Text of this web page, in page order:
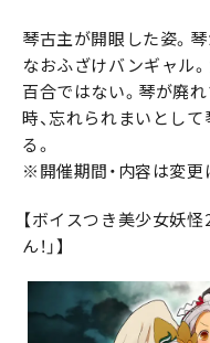
琴古主が開眼した姿。
なおふざけバンギャル
百合ではない。琴が廃
時、忘れられまいとし
る。
※開催期間・内容は変
【ボイスつき美少女妖
ん！」】